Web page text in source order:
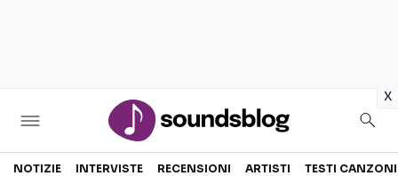
x
Sezioni
NOTIZIE INTERVISTE RECENSIONI ARTISTI TESTI CANZONI